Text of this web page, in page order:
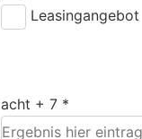
Leasingangebot
acht + 7 *